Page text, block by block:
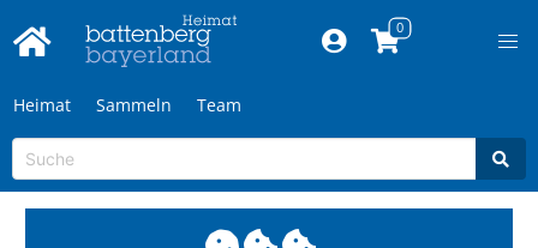
Heimat Sammeln Team